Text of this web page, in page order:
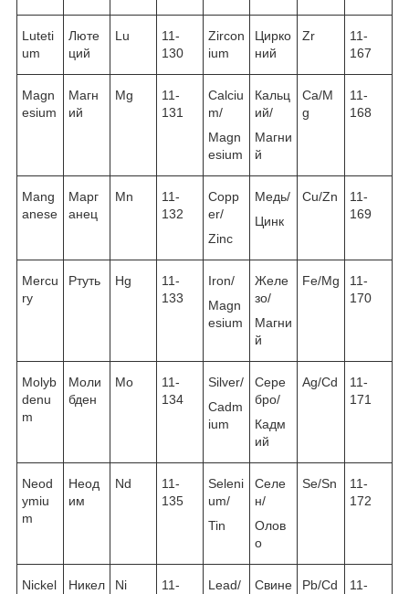
Luteti
um
Люте
ций
Lu
11-
130
Zircon
ium
Цирко
ний
Zr
11-
167
Magn
esium
Магн
ий
Mg
11-
131
Calciu
m/
Magn
esium
Кальц
ий/
Магни
й
Ca/M
g
11-
168
Mang
anese
Марг
анец
Mn
11-
132
Copp
er/
Zinc
Медь/
Цинк
Cu/Zn
11-
169
Mercu
ry
Ртуть Hg
11-
133
Iron/
Magn
esium
Желе
зо/
Магни
й
Fe/Mg
11-
170
Molyb
denu
m
Моли
бден
Mo
11-
134
Silver/
Cadm
ium
Сере
бро/
Кадм
ий
Ag/Cd
11-
171
Neod
ymiu
m
Неод
им
Nd
11-
135
Seleni
um/
Tin
Селе
н/
Олов
о
Se/Sn
11-
172
Nickel
Никел
Ni
11-
Lead/
Свине
Pb/Cd
11-